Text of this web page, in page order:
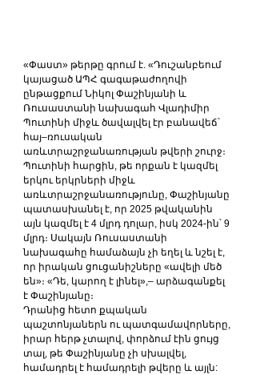
«Փաստ» թերթը գրում է. «Դուշանբեում
կայացած ԱՊՀ գագաթաժողովի
ընթացքում Նիկոլ Փաշինյանի և
Ռուսաստանի նախագահ Վլադիմիր
Պուտինի միջև ծավալվել էր բանավեճ՝
հայ–ռուսական
առևտրաշրջանառության թվերի շուրջ։
Պուտինի հարցին, թե որքան է կազմել
երկու երկրների միջև
առևտրաշրջանառությունը, Փաշինյանը
պատասխանել է, որ 2025 թվականին
այն կազմել է 4 մլրդ դոլար, իսկ 2024-ին՝ 9
մլրդ։ Սակայն Ռուսաստանի
նախագահը համաձայն չի եղել և նշել է,
որ իրական ցուցանիշները «ավելի մեծ
են»։ «Դե, կարող է լինել»,– արձագանքել
է Փաշինյանը։
Դրանից հետո քպական
պաշտոնյաներն ու պատգամավորները,
իրար հերթ չտալով, փորձում էին ցույց
տալ, թե Փաշինյանը չի սխալվել,
համադրել է համադրելի թվերը և այլն: